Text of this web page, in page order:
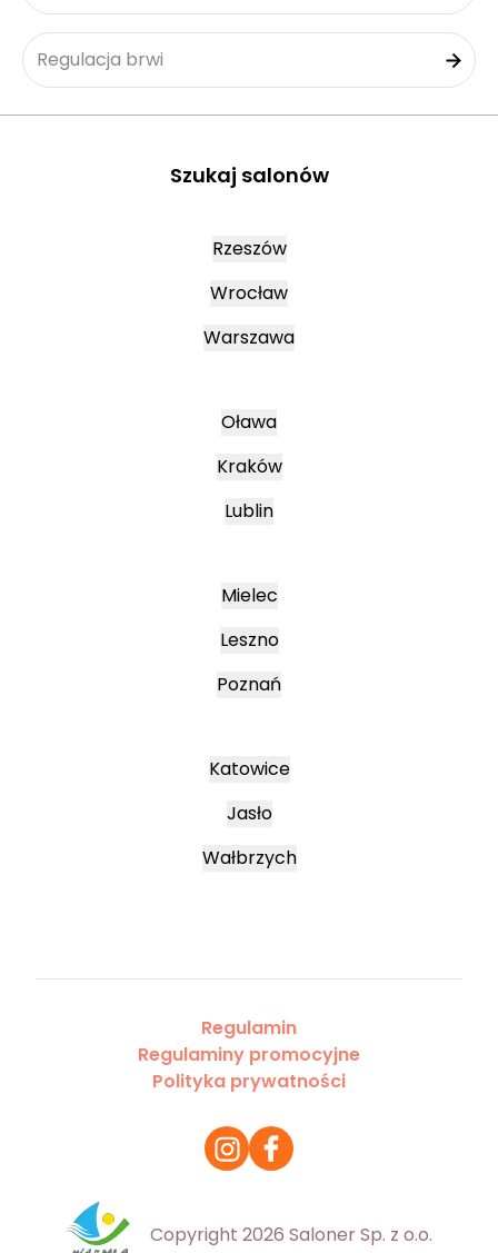
Regulacja brwi
Szukaj salonów
Rzeszów
Wrocław
Warszawa
Oława
Kraków
Lublin
Mielec
Leszno
Poznań
Katowice
Jasło
Wałbrzych
Regulamin
Regulaminy promocyjne
Polityka prywatności
Copyright 2026 Saloner Sp. z o.o.